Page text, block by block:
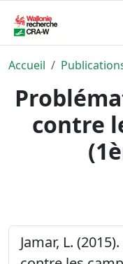
Accueil
contre
Jamar, L.